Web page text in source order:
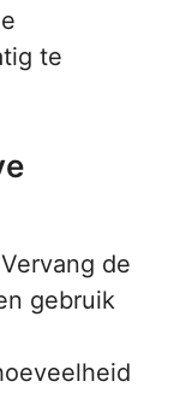
te
de
gebruik